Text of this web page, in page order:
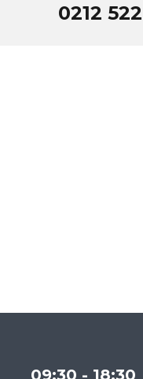
0212
09:30 - 18:30